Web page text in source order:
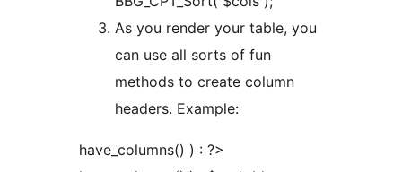
As you render your table, you
can use all sorts of fun
methods to create column
headers. Example:
have_columns() ) : ?>